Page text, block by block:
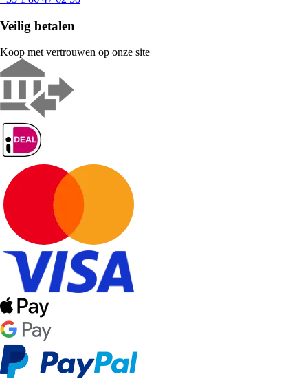
Veilig betalen
Koop met vertrouwen op onze site